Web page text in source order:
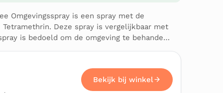
Omgevingsspray is een spray met de
Deze spray is vergelijkbaar met
is bedoeld om de omgeving te behande…
Bekijk bij winkel